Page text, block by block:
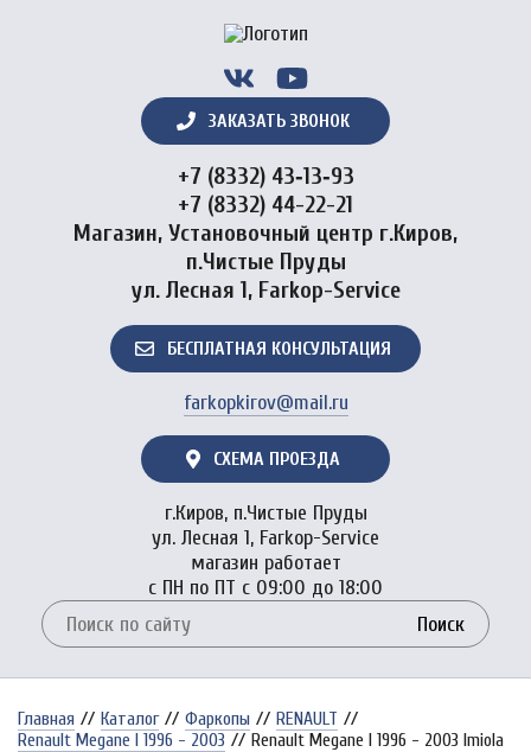
ЗАКАЗАТЬ ЗВОНОК
+7 (8332) 43‑13‑93
+7 (8332) 44-22-21
Магазин, Установочный центр г.Киров,
п.Чистые Пруды
ул. Лесная 1, Farkop-Service
БЕСПЛАТНАЯ КОНСУЛЬТАЦИЯ
farkopkirov@mail.ru
СХЕМА ПРОЕЗДА
г.Киров, п.Чистые Пруды
ул. Лесная 1, Farkop-Service
магазин работает
с ПН по ПТ с 09:00 до 18:00
Поиск
Главная // Каталог // Фаркопы // RENAULT //
Renault Megane I 1996 - 2003 // Renault Megane I 1996 - 2003 Imiola